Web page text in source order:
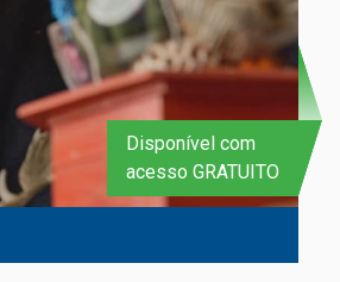
Disponível com
acesso GRATUITO